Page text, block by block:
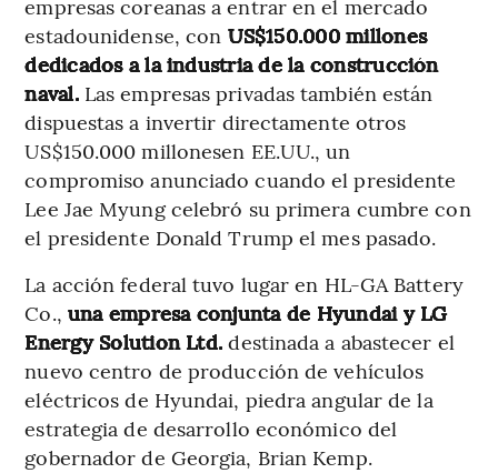
empresas coreanas a entrar en el mercado
estadounidense, con US$150.000 millones
dedicados a la industria de la construcción
naval.Las empresas privadas también están
dispuestas a invertir directamente otros
US$150.000 millonesen EE.UU., un
compromiso anunciado cuando el presidente
Lee Jae Myung celebró su primera cumbre con
el presidente Donald Trump el mes pasado.
La acción federal tuvo lugar en HL-GA Battery
Co., una empresa conjunta de Hyundai y LG
Energy Solution Ltd.destinada a abastecer el
nuevo centro de producción de vehículos
eléctricos de Hyundai, piedra angular de la
estrategia de desarrollo económico del
gobernador de Georgia, Brian Kemp.